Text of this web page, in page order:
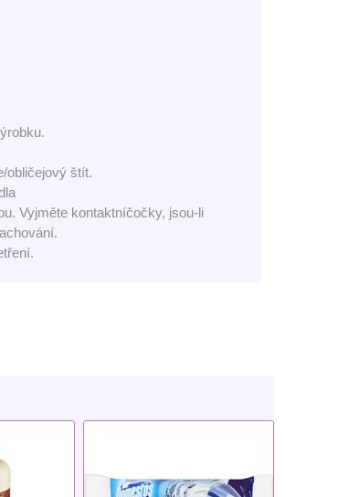
obličejový štít.
Vyjměte kontaktníčočky, jsou-li